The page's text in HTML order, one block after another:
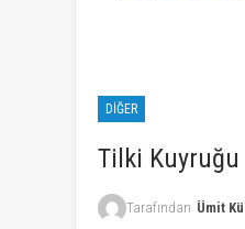
DIĞER
Tilki Kuyruğu
Tarafından Ümit